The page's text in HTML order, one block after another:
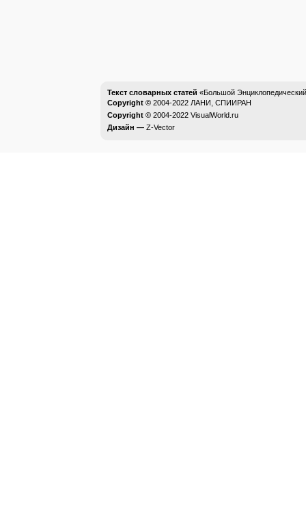
Текст словарных статей «Большой
Copyright © 2004-2022 ЛАНИ, СПИИРАН
Copyright © 2004-2022 VisualWorld.ru
Дизайн — Z-Vector